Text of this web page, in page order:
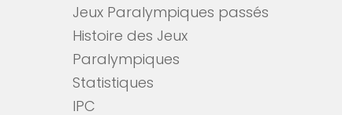
Jeux Paralympiques passés
Histoire des Jeux
Paralympiques
Statistiques
IPC